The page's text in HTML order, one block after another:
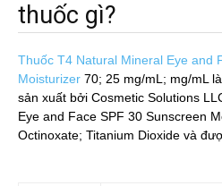
thuốc gì?
Thuốc T4 Natural Mineral Eye and
Moisturizer 70; 25 mg/mL; mg/mL
sản xuất bởi Cosmetic Solutions
Eye and Face SPF 30 Sunscreen
Octinoxate; Titanium Dioxide và